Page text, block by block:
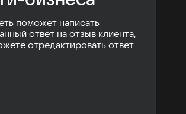
поможет написать
ответ на отзыв клиента,
отредактировать ответ